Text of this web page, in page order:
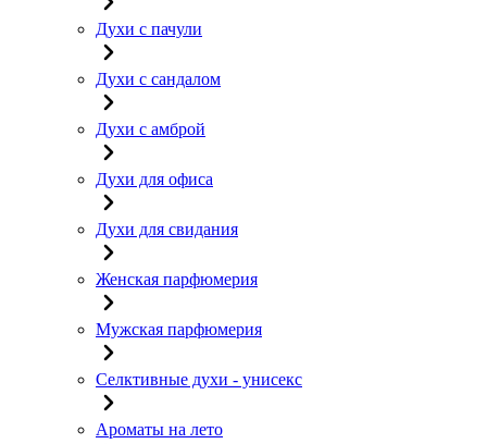
Духи с пачули
Духи с сандалом
Духи с амброй
Духи для офиса
Духи для свидания
Женская парфюмерия
Мужская парфюмерия
Селктивные духи - унисекс
Ароматы на лето